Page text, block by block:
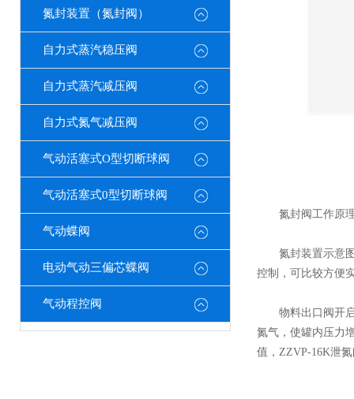
氮封装置（氮封阀）
自力式蒸汽稳压阀
自力式蒸汽减压阀
自力式氮气减压阀
气动活塞式O型切断球阀
气动活塞式0型切断球阀
气动蝶阀
电动气动三偏芯蝶阀
气动程控阀
氮封阀工作原
氮封装置示意图
控制，可比较方便
物料出口阀开启
氮气，使罐内压力
值，ZZVP-16K泄